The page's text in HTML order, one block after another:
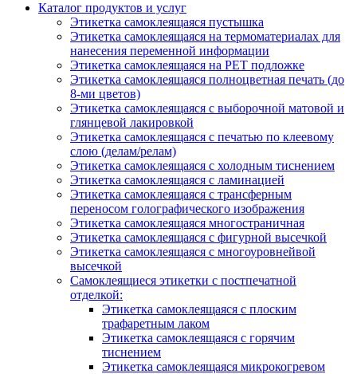
Каталог продуктов и услуг
Этикетка самоклеящаяся пустышка
Этикетка самоклеящаяся на термоматериалах для
нанесения переменной информации
Этикетка самоклеящаяся на РЕТ подложке
Этикетка самоклеящаяся полноцветная печать (до
8-ми цветов)
Этикетка самоклеящаяся с выборочной матовой и
глянцевой лакировкой
Этикетка самоклеящаяся с печатью по клеевому
слою (делам/релам)
Этикетка самоклеящаяся с холодным тиснением
Этикетка самоклеящаяся с ламинацией
Этикетка самоклеящаяся с трансферным
переносом голографического изображения
Этикетка самоклеящаяся многостраничная
Этикетка самоклеящаяся с фигурной высечкой
Этикетка самоклеящаяся с многоуровнейвой
высечкой
Самоклеящиеся этикетки с постпечатной
отделкой:
Этикетка самоклеящаяся с плоским
трафаретным лаком
Этикетка самоклеящаяся с горячим
тиснением
Этикетка самоклеящаяся микрокогревом